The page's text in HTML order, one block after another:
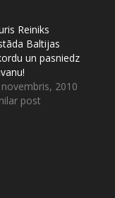
Reiniks
Baltijas
un pasniedz
2010
post